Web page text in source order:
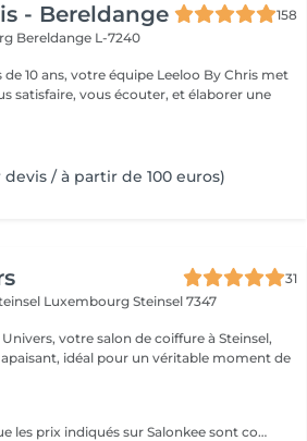
- Bereldange
158
Bereldange L-7240
10 ans, votre équipe Leeloo By Chris met
satisfaire, vous écouter, et élaborer une
/ à partir de 100 euros)
31
LuxembourgSteinsel 7347
votre salon de coiffure à Steinsel,
idéal pour un véritable moment de
Veuillez prendre note que les prix indiqués sur Salonkee sont communiqués à titre informatif et s'entendent de base. Ces derniers sont susceptibles de varier selon le diagnostic réalisé à votre arrivée au salon et l'expertise du professionnel à qui vous confiez votre beauté. Dans tous les cas, un devis précis vous sera proposé et toutes réalisations de prestations seront effectuées avec votre accord. Un grand merci d'avance pour votre compréhension. Au plaisir de vous revoir très vite.